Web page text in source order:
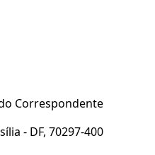
Correspondente
- DF, 70297-400